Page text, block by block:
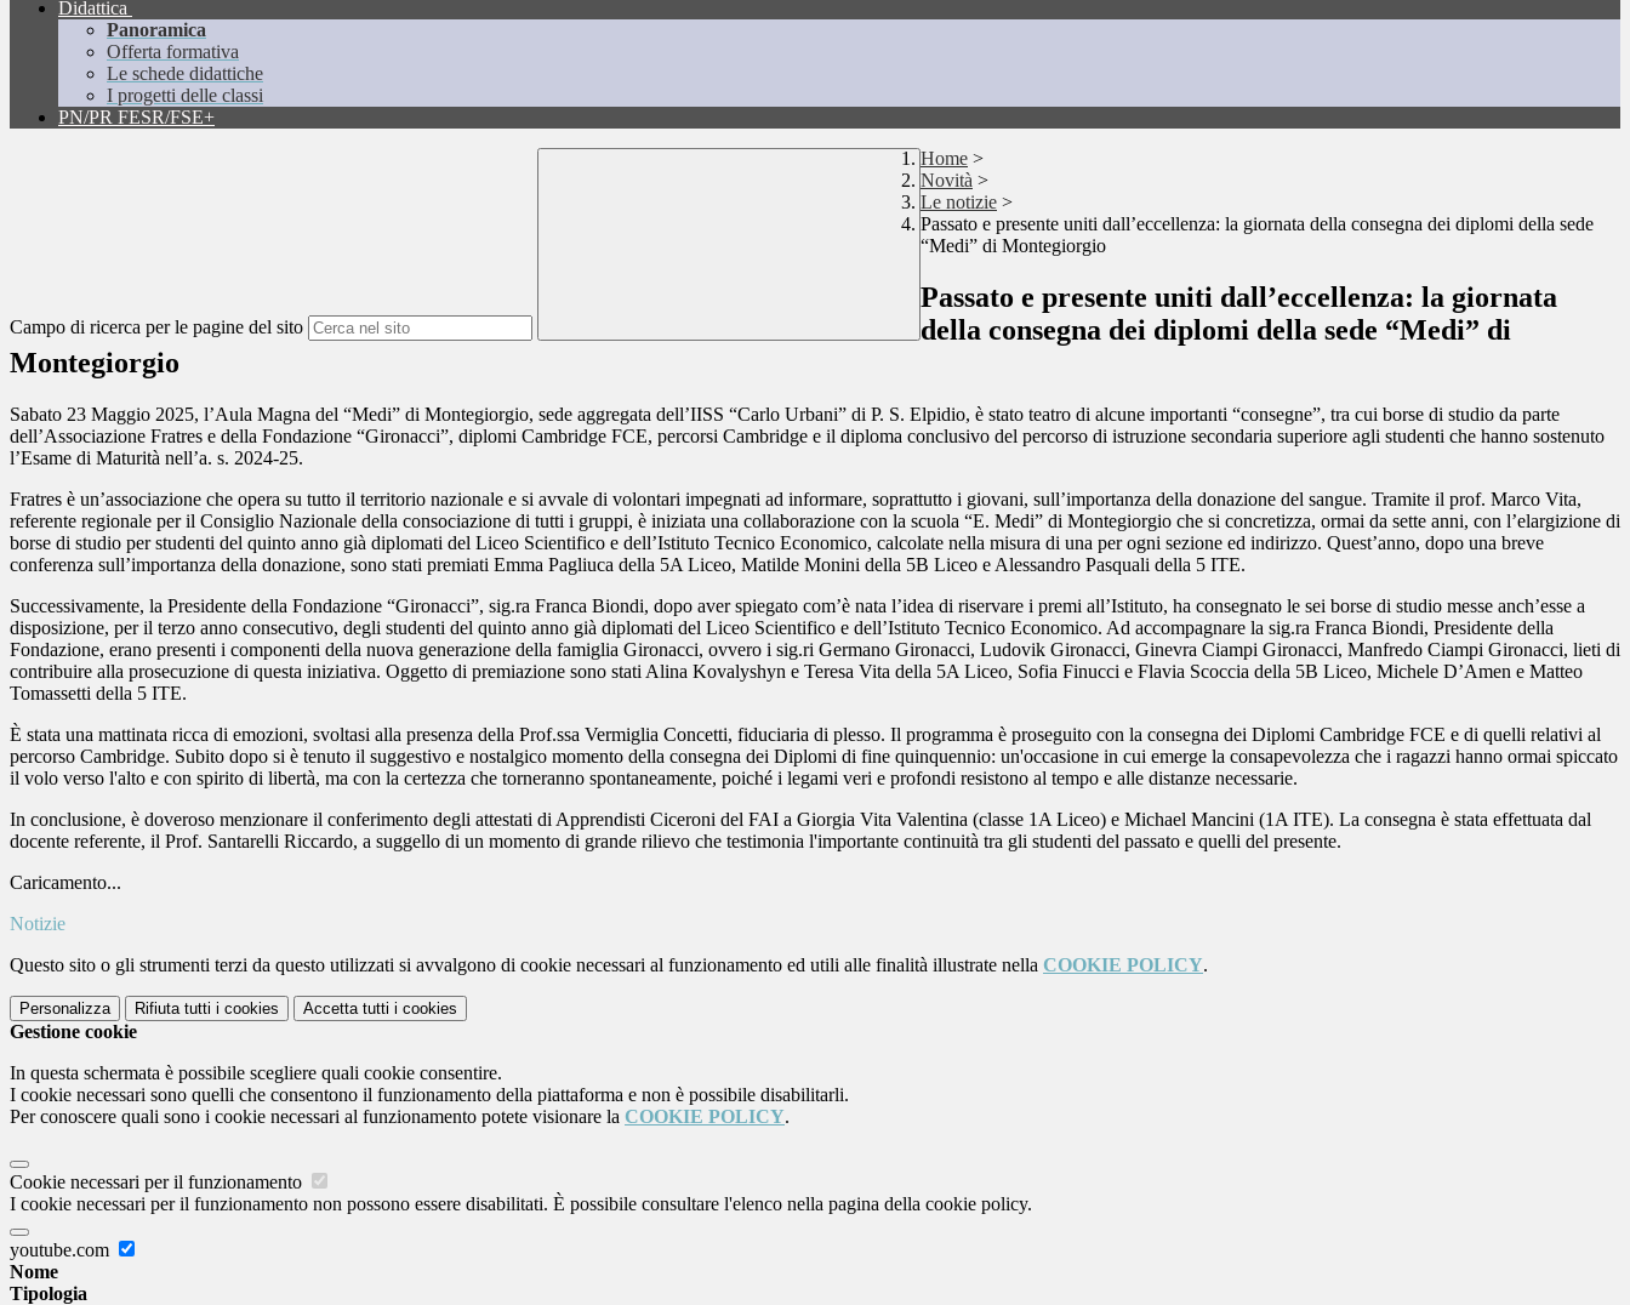
Didattica
Panoramica
Offerta formativa
Le schede didattiche
I progetti delle classi
PN/PR FESR/FSE+
Campo di ricerca per le pagine del sito
Home >
Novità >
Le notizie >
Passato e presente uniti dall’eccellenza: la giornata della consegna dei diplomi della sede
“Medi” di Montegiorgio
Passato e presente uniti dall’eccellenza: la giornata
della consegna dei diplomi della sede “Medi” di
Montegiorgio
Sabato 23 Maggio 2025, l’Aula Magna del “Medi” di Montegiorgio, sede aggregata dell’IISS “Carlo Urbani” di P. S. Elpidio, è stato teatro di alcune importanti “consegne”, tra cui borse di studio da parte
dell’Associazione Fratres e della Fondazione “Gironacci”, diplomi Cambridge FCE, percorsi Cambridge e il diploma conclusivo del percorso di istruzione secondaria superiore agli studenti che hanno sostenuto
l’Esame di Maturità nell’a. s. 2024-25.
Fratres è un’associazione che opera su tutto il territorio nazionale e si avvale di volontari impegnati ad informare, soprattutto i giovani, sull’importanza della donazione del sangue. Tramite il prof. Marco Vita,
referente regionale per il Consiglio Nazionale della consociazione di tutti i gruppi, è iniziata una collaborazione con la scuola “E. Medi” di Montegiorgio che si concretizza, ormai da sette anni, con l’elargizione di
borse di studio per studenti del quinto anno già diplomati del Liceo Scientifico e dell’Istituto Tecnico Economico, calcolate nella misura di una per ogni sezione ed indirizzo. Quest’anno, dopo una breve
conferenza sull’importanza della donazione, sono stati premiati Emma Pagliuca della 5A Liceo, Matilde Monini della 5B Liceo e Alessandro Pasquali della 5 ITE.
Successivamente, la Presidente della Fondazione “Gironacci”, sig.ra Franca Biondi, dopo aver spiegato com’è nata l’idea di riservare i premi all’Istituto, ha consegnato le sei borse di studio messe anch’esse a
disposizione, per il terzo anno consecutivo, degli studenti del quinto anno già diplomati del Liceo Scientifico e dell’Istituto Tecnico Economico. Ad accompagnare la sig.ra Franca Biondi, Presidente della
Fondazione, erano presenti i componenti della nuova generazione della famiglia Gironacci, ovvero i sig.ri Germano Gironacci, Ludovik Gironacci, Ginevra Ciampi Gironacci, Manfredo Ciampi Gironacci, lieti di
contribuire alla prosecuzione di questa iniziativa. Oggetto di premiazione sono stati Alina Kovalyshyn e Teresa Vita della 5A Liceo, Sofia Finucci e Flavia Scoccia della 5B Liceo, Michele D’Amen e Matteo
Tomassetti della 5 ITE.
È stata una mattinata ricca di emozioni, svoltasi alla presenza della Prof.ssa Vermiglia Concetti, fiduciaria di plesso. Il programma è proseguito con la consegna dei Diplomi Cambridge FCE e di quelli relativi al
percorso Cambridge. Subito dopo si è tenuto il suggestivo e nostalgico momento della consegna dei Diplomi di fine quinquennio: un'occasione in cui emerge la consapevolezza che i ragazzi hanno ormai spiccato
il volo verso l'alto e con spirito di libertà, ma con la certezza che torneranno spontaneamente, poiché i legami veri e profondi resistono al tempo e alle distanze necessarie.
In conclusione, è doveroso menzionare il conferimento degli attestati di Apprendisti Ciceroni del FAI a Giorgia Vita Valentina (classe 1A Liceo) e Michael Mancini (1A ITE). La consegna è stata effettuata dal
docente referente, il Prof. Santarelli Riccardo, a suggello di un momento di grande rilievo che testimonia l'importante continuità tra gli studenti del passato e quelli del presente.
Caricamento...
Notizie
Questo sito o gli strumenti terzi da questo utilizzati si avvalgono di cookie necessari al funzionamento ed utili alle finalità illustrate nella COOKIE POLICY.
Personalizza Rifiuta tutti i cookies Accetta tutti i cookies
Gestione cookie
In questa schermata è possibile scegliere quali cookie consentire.
I cookie necessari sono quelli che consentono il funzionamento della piattaforma e non è possibile disabilitarli.
Per conoscere quali sono i cookie necessari al funzionamento potete visionare la COOKIE POLICY.
Cookie necessari per il funzionamento
I cookie necessari per il funzionamento non possono essere disabilitati. È possibile consultare l'elenco nella pagina della cookie policy.
youtube.com
Nome
Tipologia